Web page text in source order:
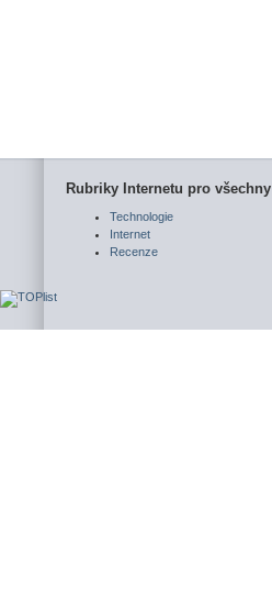
Rubriky Internetu pro všechny
Technologie
Internet
Recenze